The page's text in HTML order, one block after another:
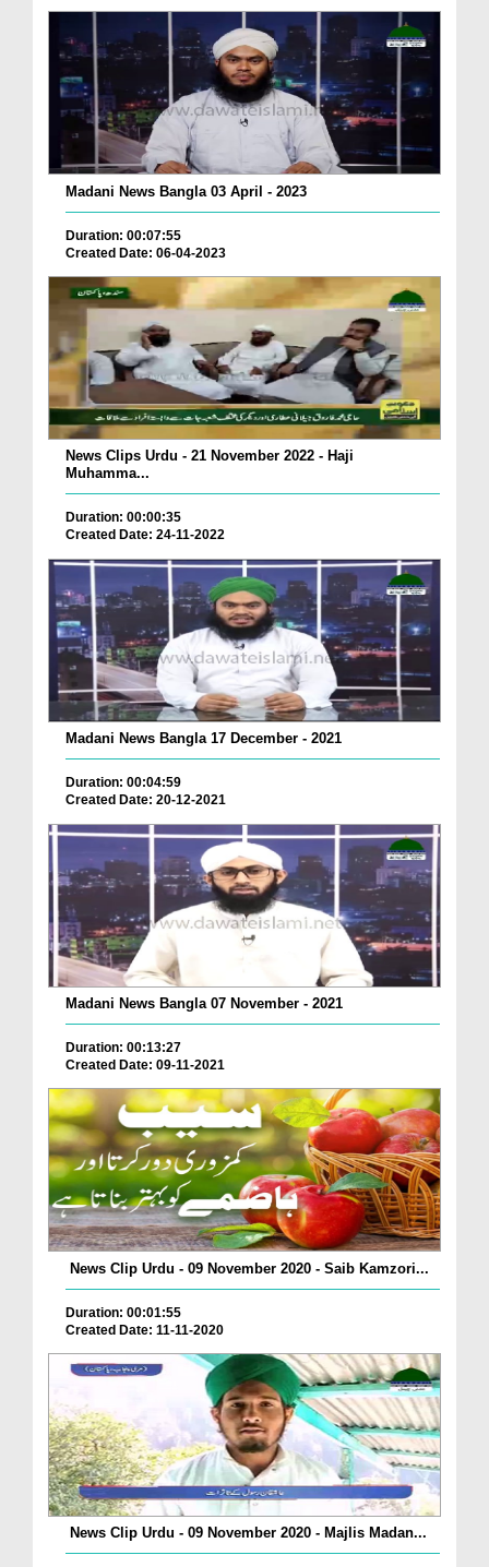
Madani News Bangla 03 April - 2023
Duration: 00:07:55
Created Date: 06-04-2023
News Clips Urdu - 21 November 2022 - Haji
Muhamma...
Duration: 00:00:35
Created Date: 24-11-2022
Madani News Bangla 17 December - 2021
Duration: 00:04:59
Created Date: 20-12-2021
Madani News Bangla 07 November - 2021
Duration: 00:13:27
Created Date: 09-11-2021
News Clip Urdu - 09 November 2020 - Saib Kamzori...
Duration: 00:01:55
Created Date: 11-11-2020
News Clip Urdu - 09 November 2020 - Majlis Madan...